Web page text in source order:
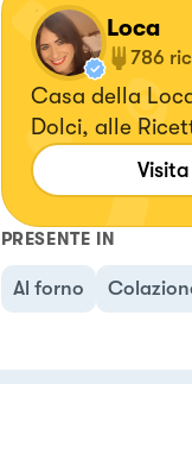
Loca
786
Casa della
Dolci, alle
Cuoca a
PRESENTE IN
Al forno